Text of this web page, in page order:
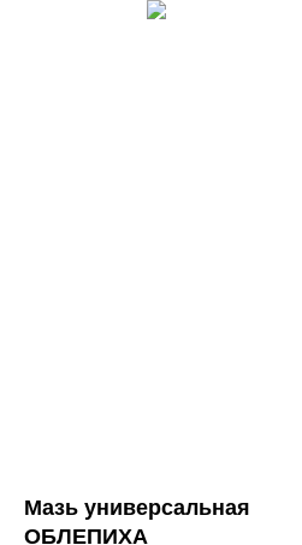
Мазь универсальная
ОБЛЕПИХА